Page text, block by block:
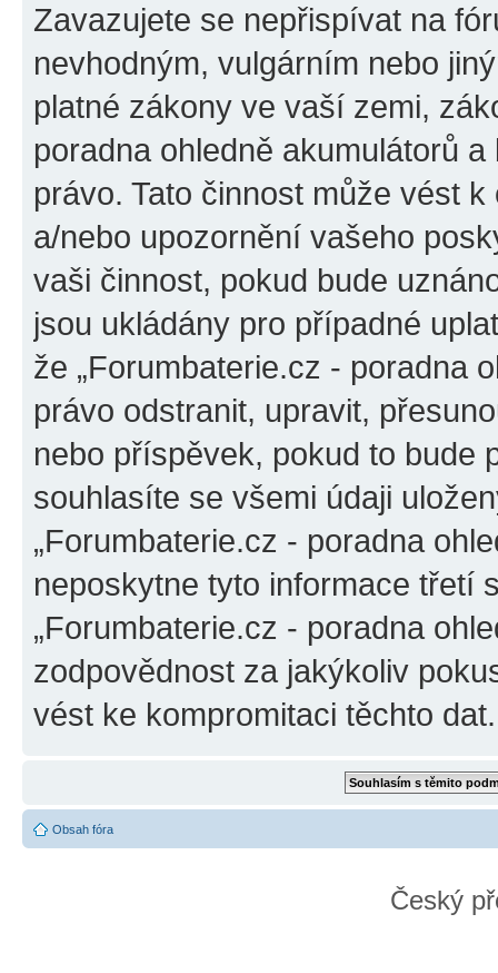
Zavazujete se nepřispívat na
nevhodným, vulgárním nebo
platné zákony ve vaší zemi,
poradna ohledně akumulátorů
právo. Tato činnost může vést
a/nebo upozornění vašeho
vaši činnost, pokud bude
jsou ukládány pro případné
že „Forumbaterie.cz - poradna
právo odstranit, upravit,
nebo příspěvek, pokud to bude
souhlasíte se všemi údaji
„Forumbaterie.cz - poradna
neposkytne tyto informace třetí
„Forumbaterie.cz - poradna
zodpovědnost za jakýkoliv
vést ke kompromitaci těchto dat.
Obsah fóra
Český